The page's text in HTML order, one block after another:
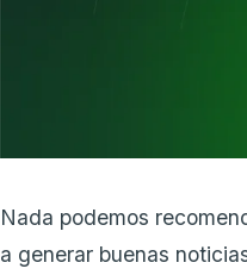
Nada podemos
a generar buenas